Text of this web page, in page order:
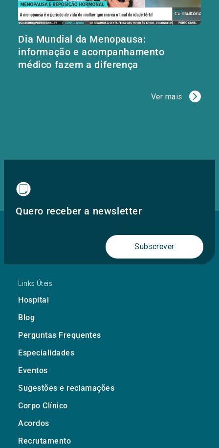
Dia Mundial da Menopausa:
informação e acompanhamento
médico fazem a diferença
Ver mais
Quero receber a newsletter
Subscrever
Links Úteis
Hospital
Blog
Perguntas Frequentes
Especialidades
Eventos
Sugestões e reclamações
Corpo Clínico
Acordos
Recrutamento